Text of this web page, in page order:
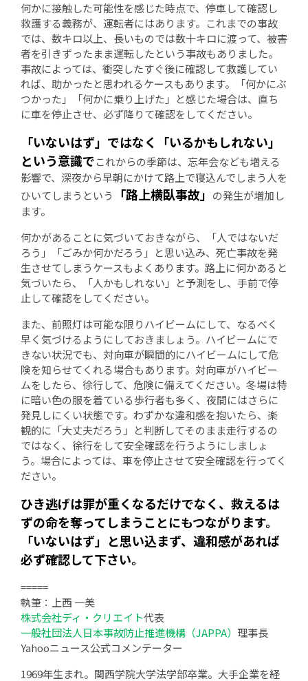
何かに接触した可能性を感じた時点で、停車して確認し
救護する義務が、運転者にはあります。これまでの事故
では、数キロ以上、長いものでは数十キロに渡って、被害
者を引きずったまま運転したという事故もありました。
事故によっては、衝突したすぐ後に確認して救護してい
れば、助かったと思われるケースもあります。「何かにぶ
つかった」「何かに乗り上げた」と感じた場合は、直ち
に車を停止させ、必ず降りて確認をしてください。
「いないはず」ではなく「いるかもしれない」
という意識でこれからの季節は、忘年会なども増える
影響で、深夜から早朝にかけて路上で寝込んでしまう人を
ひいてしまうという
「路上横臥事故」 の発生が増加し
ます。
何かがあることに気づいておきながら、「人ではないだ
ろう」「ごみか何かだろう」と思い込み、死亡事故を発
生させてしまうケースもよくあります。路上に何かあると
気づいたら、「人かもしれない」と予測をし、手前で停
止して確認をしてください。
また、前照灯は可能な限りハイビームにして、なるべく
早く気づけるようにしておきましょう。ハイビームにで
きない状況でも、対向車が瞬間的にハイビームにして危
険を知らせてくれる場合もあります。対向車がハイビー
ムをしたら、徐行して、危険に備えてください。冬場は特
に暗い色の服を着ている歩行者も多く、夜間にはさらに
発見しにくい状態です。わずかな違和感を抱いたら、楽
観的に「大丈夫だろう」と判断してそのまま走行するの
ではなく、徐行をして安全確認を行うようにしましょ
う。場合によっては、車を停止させて安全確認を行ってく
ださい。
ひき逃げは罪が重くなるだけでなく、救えるは
ずの命を奪ってしまうことにもつながります。
「いないはず」と思い込まず、違和感があれば
必ず確認して下さい。
=====
執筆：上西 一美
株式会社ディ・クリエイト代表
一般社団法人日本事故防止推進機構（JAPPA） 理事長
Yahooニュース公式コメンテーター
1969年生まれ。関西学院大学法学部卒業。大手企業を経